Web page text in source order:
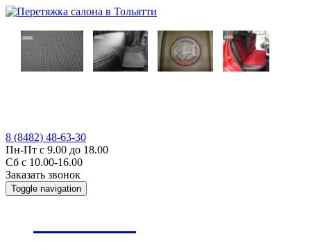
8 (8482) 48-63-30
Пн-Пт с 9.00 до 18.00
Сб с 10.00-16.00
Заказать звонок
Toggle navigation